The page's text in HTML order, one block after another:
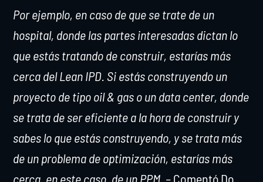
Por ejemplo, en caso de que se trate de un
hospital, donde las partes interesadas dictan lo
que estás tratando de construir, estarías más
cerca del Lean IPD. Si estás construyendo un
proyecto de tipo oil & gas o un data center, donde
se trata de ser eficiente a la hora de construir y
sabes lo que estás construyendo, y se trata más
de un problema de optimización, estarías más
cerca, en este caso, de un PPM. –Comentó Do.